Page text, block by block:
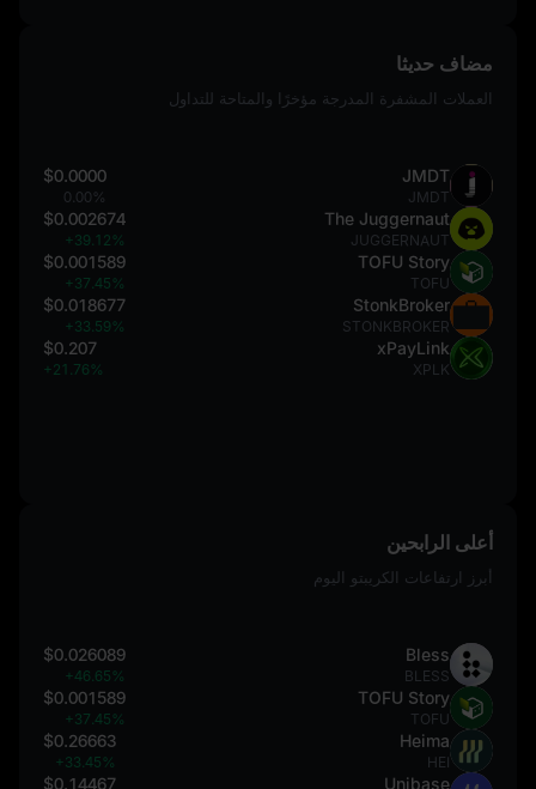
مضاف حديثا
العملات المشفرة المدرجة مؤخرًا والمتاحة للتداول
JMDT
JMDT
$0.0000
0.00%
The Juggernaut
JUGGERNAUT
$0.002674
+39.12%
TOFU Story
TOFU
$0.001589
+37.45%
StonkBroker
STONKBROKER
$0.018677
+33.59%
xPayLink
XPLK
$0.207
+21.76%
أعلى الرابحين
أبرز ارتفاعات الكريبتو اليوم
Bless
BLESS
$0.026089
+46.65%
TOFU Story
TOFU
$0.001589
+37.45%
Heima
HEI
$0.26663
+33.45%
Unibase
$0.14467